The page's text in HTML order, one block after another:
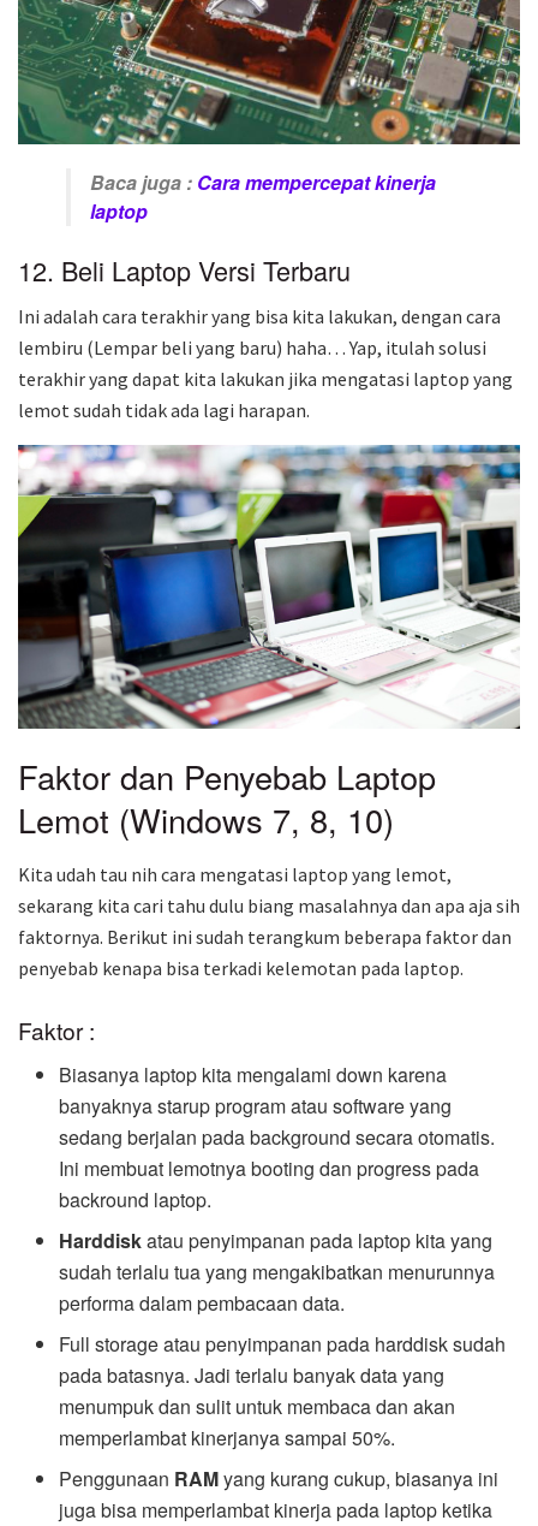
Baca juga : Cara mempercepat kinerja
laptop
12. Beli Laptop Versi Terbaru
Ini adalah cara terakhir yang bisa kita lakukan, dengan cara
lembiru (Lempar beli yang baru) haha… Yap, itulah solusi
terakhir yang dapat kita lakukan jika mengatasi laptop yang
lemot sudah tidak ada lagi harapan.
Faktor dan Penyebab Laptop
Lemot (Windows 7, 8, 10)
Kita udah tau nih cara mengatasi laptop yang lemot,
sekarang kita cari tahu dulu biang masalahnya dan apa aja sih
faktornya. Berikut ini sudah terangkum beberapa faktor dan
penyebab kenapa bisa terkadi kelemotan pada laptop.
Faktor :
Biasanya laptop kita mengalami down karena
banyaknya starup program atau software yang
sedang berjalan pada background secara otomatis.
Ini membuat lemotnya booting dan progress pada
backround laptop.
Harddiskatau penyimpanan pada laptop kita yang
sudah terlalu tua yang mengakibatkan menurunnya
performa dalam pembacaan data.
Full storage atau penyimpanan pada harddisk sudah
pada batasnya. Jadi terlalu banyak data yang
menumpuk dan sulit untuk membaca dan akan
memperlambat kinerjanya sampai 50%.
Penggunaan RAMyang kurang cukup, biasanya ini
juga bisa memperlambat kinerja pada laptop ketika